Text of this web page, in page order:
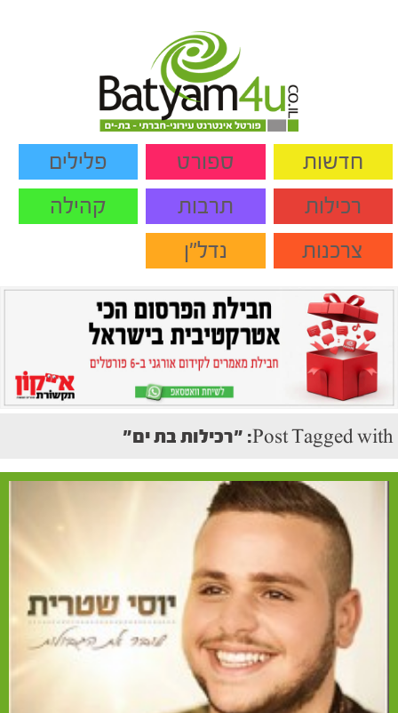
חדשות ספורט
פלילים
רכילות
תרבות
קהילה
צרכנות
נדל"ן
Post Tagged with: "רכילות בת ים"